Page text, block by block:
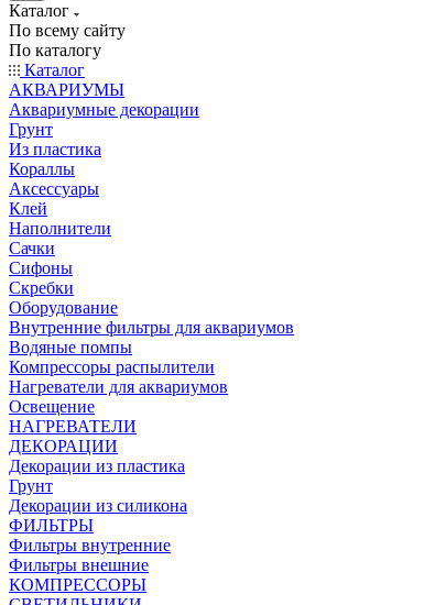
Каталог
По всему сайту
По каталогу
Каталог
АКВАРИУМЫ
Аквариумные декорации
Грунт
Из пластика
Кораллы
Аксессуары
Клей
Наполнители
Сачки
Сифоны
Скребки
Оборудование
Внутренние фильтры для аквариумов
Водяные помпы
Компрессоры распылители
Нагреватели для аквариумов
Освещение
НАГРЕВАТЕЛИ
ДЕКОРАЦИИ
Декорации из пластика
Грунт
Декорации из силикона
ФИЛЬТРЫ
Фильтры внутренние
Фильтры внешние
КОМПРЕССОРЫ